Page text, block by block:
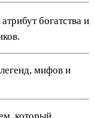
богатства и
мифов и